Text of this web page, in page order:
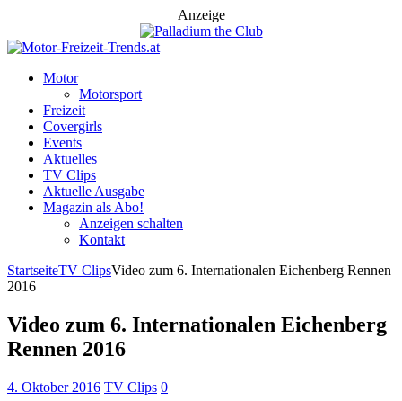
Anzeige
Motor
Motorsport
Freizeit
Covergirls
Events
Aktuelles
TV Clips
Aktuelle Ausgabe
Magazin als Abo!
Anzeigen schalten
Kontakt
StartseiteTV ClipsVideo zum 6. Internationalen Eichenberg Rennen
2016
Video zum 6. Internationalen Eichenberg
Rennen 2016
4. Oktober 2016 TV Clips 0